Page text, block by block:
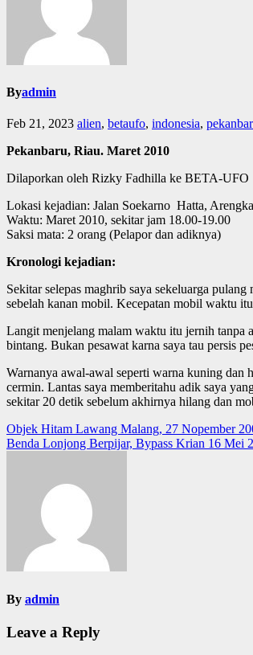
Byadmin
Feb 21, 2023 alien, betaufo, indonesia,
Pekanbaru, Riau. Maret 2010
Dilaporkan oleh Rizky Fadhilla ke BETA-UFO
Lokasi kejadian: Jalan Soekarno Hatta,
Waktu: Maret 2010, sekitar jam 18.00-19.00
Saksi mata: 2 orang (Pelapor dan adiknya)
Kronologi kejadian:
Sekitar selepas maghrib saya sekeluarga
sebelah kanan mobil. Kecepatan mobil waktu
Langit menjelang malam waktu itu jernih tanpa
bintang. Bukan pesawat karna saya tau persis
Warnanya awal-awal seperti warna kuning dan
cermin. Lantas saya memberitahu adik saya
sekitar 20 detik sebelum akhirnya hilang dan
Post
navigation
Objek Hitam Lawang Malang, 27 Nopember
Benda Lonjong Berpijar, Bypass Krian 16 Mei
By admin
Leave a Reply